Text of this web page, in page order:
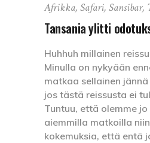
Afrikka, Safari, Sansibar,
Tansania ylitti
Huhhuh millainen
Minulla on nykyään
matkaa sellainen
jos tästä reissusta ei
Tuntuu, että olemme
aiemmilla matkoilla
kokemuksia, että entä